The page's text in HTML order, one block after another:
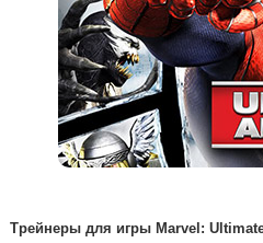
Трейнеры для игры Marvel: